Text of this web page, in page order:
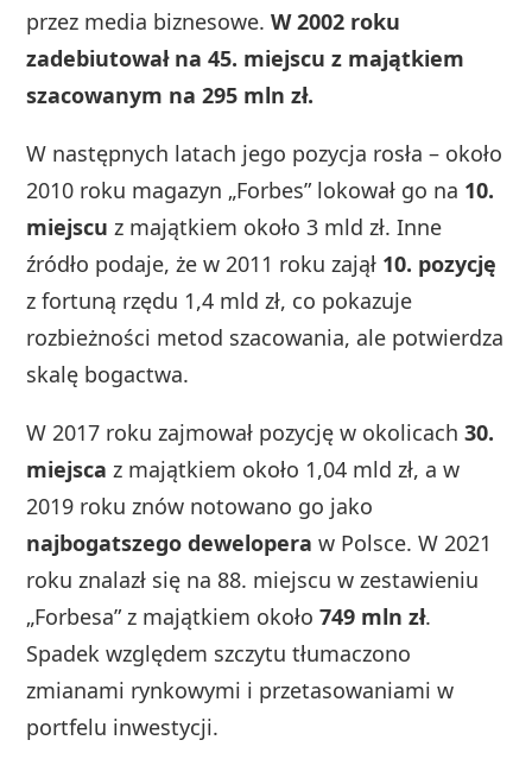
przez media biznesowe.W 2002 roku
zadebiutował na 45. miejscu z majątkiem
szacowanym na 295 mln zł.
W następnych latach jego pozycja rosła – około
2010 roku magazyn „Forbes” lokował go na 10.
miejscu z majątkiem około 3 mld zł. Inne
źródło podaje, że w 2011 roku zajął 10. pozycję
z fortuną rzędu 1,4 mld zł, co pokazuje
rozbieżności metod szacowania, ale potwierdza
skalę bogactwa.
W 2017 roku zajmował pozycję w okolicach30.
miejsca z majątkiem około 1,04 mld zł, a w
2019 roku znów notowano go jako
najbogatszego dewelopera w Polsce. W 2021
roku znalazł się na 88. miejscu w zestawieniu
„Forbesa” z majątkiem około749 mln zł.
Spadek względem szczytu tłumaczono
zmianami rynkowymi i przetasowaniami w
portfelu inwestycji.